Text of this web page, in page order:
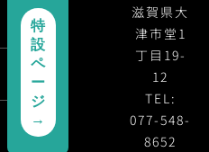
滋賀県大
津市堂1
丁目19-
12
TEL:
077-548-
8652
特
設
ペ
ー
ジ
→